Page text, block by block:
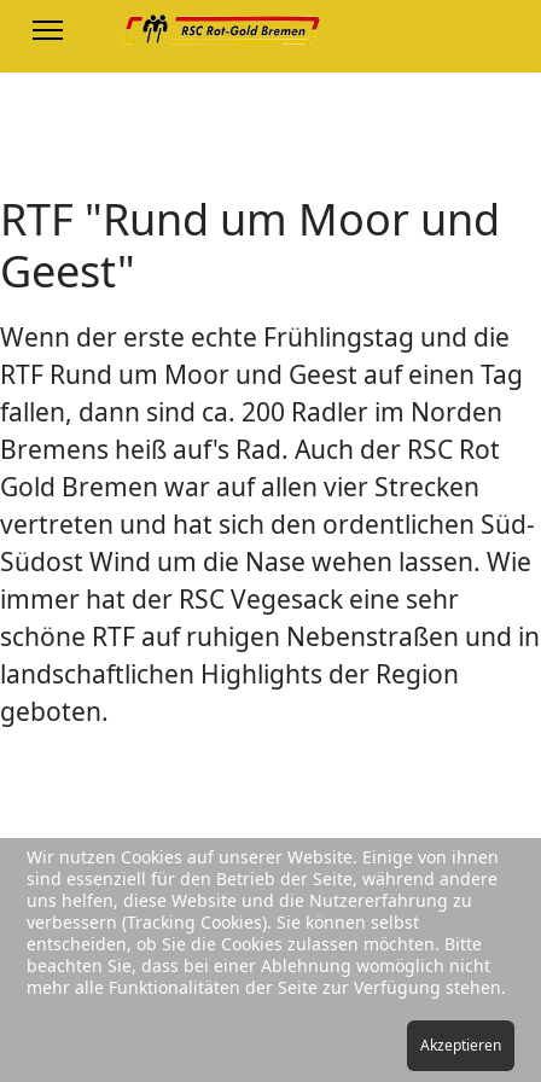
RTF "Rund um Moor und
Geest"
Wenn der erste echte Frühlingstag und die
RTF Rund um Moor und Geest auf einen Tag
fallen, dann sind ca. 200 Radler im Norden
Bremens heiß auf's Rad. Auch der RSC Rot
Gold Bremen war auf allen vier Strecken
vertreten und hat sich den ordentlichen Süd-
Südost Wind um die Nase wehen lassen. Wie
immer hat der RSC Vegesack eine sehr
schöne RTF auf ruhigen Nebenstraßen und in
landschaftlichen Highlights der Region
geboten.
© 2026 Your Company. Designed ByJoomShaper
Datenschutz
Impressum
Wir nutzen Cookies auf unserer Website. Einige von ihnen
sind essenziell für den Betrieb der Seite, während andere
uns helfen, diese Website und die Nutzererfahrung zu
verbessern (Tracking Cookies). Sie können selbst
entscheiden, ob Sie die Cookies zulassen möchten. Bitte
beachten Sie, dass bei einer Ablehnung womöglich nicht
mehr alle Funktionalitäten der Seite zur Verfügung stehen.
Akzeptieren